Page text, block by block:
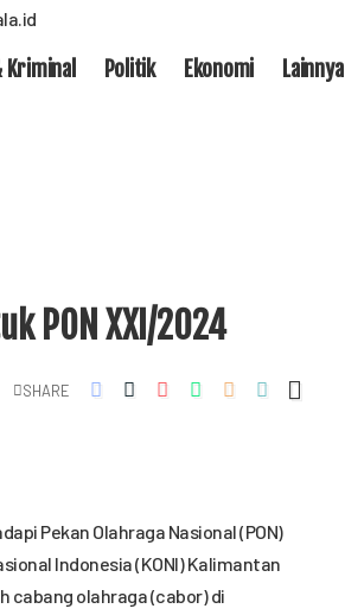
Kriminal Politik Ekonomi Lainnya
PON XXI/2024
SHARE
Pekan Olahraga Nasional (PON)
Indonesia (KONI) Kalimantan
cabang olahraga (cabor) di